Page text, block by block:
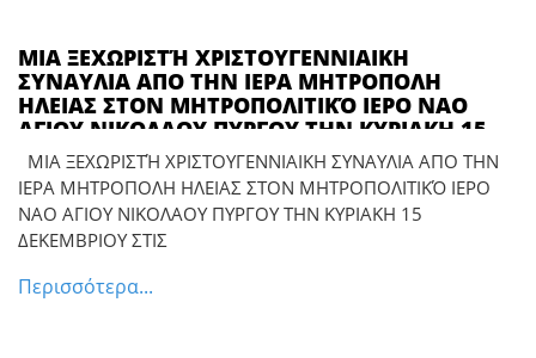
ΜΙΑ ΞΕΧΩΡΙΣΤΉ ΧΡΙΣΤΟΥΓΕΝΝΙΑΙΚΗ
ΣΥΝΑΥΛΙΑ ΑΠΟ ΤΗΝ ΙΕΡΑ ΜΗΤΡΟΠΟΛΗ
ΗΛΕΙΑΣ ΣΤΟΝ ΜΗΤΡΟΠΟΛΙΤΙΚΌ ΙΕΡΟ ΝΑΟ
ΑΓΙΟΥ ΝΙΚΟΛΑΟΥ ΠΥΡΓΟΥ ΤΗΝ ΚΥΡΙΑΚΗ 15
ΔΕΚΕΜΒΡΙΟΥ ΣΤΙΣ 7 ΤΟ ΑΠΌΓΕΥΜΑ *** Με
την Βυζαντινή – παραδοσιακή χορωδία
«Θεόδωρος Φωκαεύς»
ΜΙΑ ΞΕΧΩΡΙΣΤΉ ΧΡΙΣΤΟΥΓΕΝΝΙΑΙΚΗ ΣΥΝΑΥΛΙΑ ΑΠΟ ΤΗΝ
ΙΕΡΑ ΜΗΤΡΟΠΟΛΗ ΗΛΕΙΑΣ ΣΤΟΝ ΜΗΤΡΟΠΟΛΙΤΙΚΌ ΙΕΡΟ
ΝΑΟ ΑΓΙΟΥ ΝΙΚΟΛΑΟΥ ΠΥΡΓΟΥ ΤΗΝ ΚΥΡΙΑΚΗ 15
ΔΕΚΕΜΒΡΙΟΥ ΣΤΙΣ
Περισσότερα...